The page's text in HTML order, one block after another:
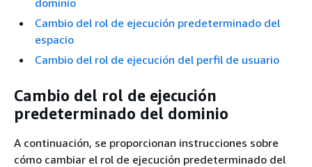
Cambio del rol de ejecución predeterminado del
espacio
Cambio del rol de ejecución del perfil de usuario
Cambio del rol de ejecución
predeterminado del dominio
A continuación, se proporcionan instrucciones sobre
cómo cambiar el rol de ejecución predeterminado del